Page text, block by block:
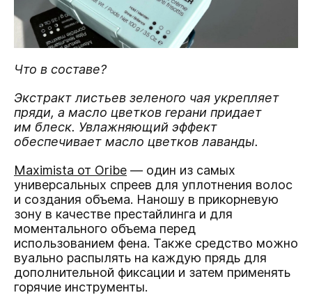
Что в составе?
Экстракт листьев зеленого чая укрепляет
пряди, а масло цветков герани придает
им блеск. Увлажняющий эффект
обеспечивает масло цветков лаванды.
Maximista от Oribe — один из самых
универсальных спреев для уплотнения волос
и создания объема. Наношу в прикорневую
зону в качестве престайлинга и для
моментального объема перед
использованием фена. Также средство можно
вуально распылять на каждую прядь для
дополнительной фиксации и затем применять
горячие инструменты.